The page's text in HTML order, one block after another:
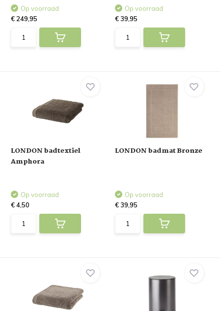
Op voorraad
€ 249,95
Op voorraad
€ 39,95
LONDON badtextiel
Amphora
Op voorraad
€ 4,50
LONDON badmat Bronze
Op voorraad
€ 39,95